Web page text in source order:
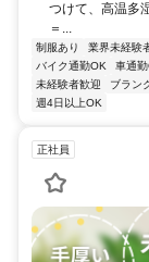
つけて、高温多
＝...
制服あり 業界未経験
バイク通勤OK
車通
未経験者歓迎
ブラン
週4日以上OK
正社員